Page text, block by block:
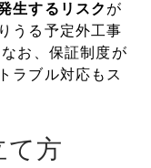
生するリスク が
うる予定外工事
お、保証制度が
ラブル対応もス
て方